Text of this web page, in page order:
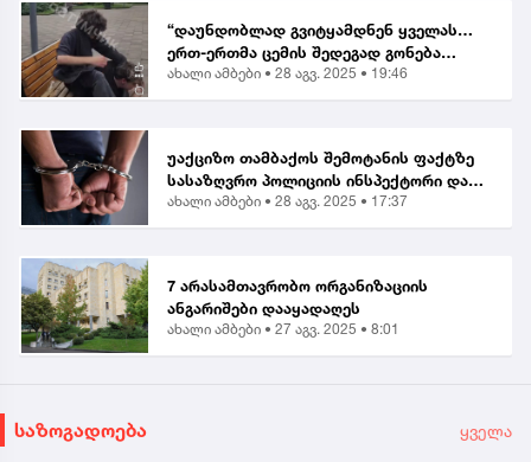
“დაუნდობლად გვიტყამდნენ ყველას…
ერთ-ერთმა ცემის შედეგად გონება
დაკარგა” | მოქალაქე ბათუმში მომხდარ
ახალი ამბები • 28 აგვ. 2025 • 19:46
უაქციზო თამბაქოს შემოტანის ფაქტზე
სასაზღვრო პოლიციის ინსპექტორი და
ერთი პირი დააკავეს
ახალი ამბები • 28 აგვ. 2025 • 17:37
7 არასამთავრობო ორგანიზაციის
ანგარიშები დააყადაღეს
ახალი ამბები • 27 აგვ. 2025 • 8:01
საზოგადოება ყველა